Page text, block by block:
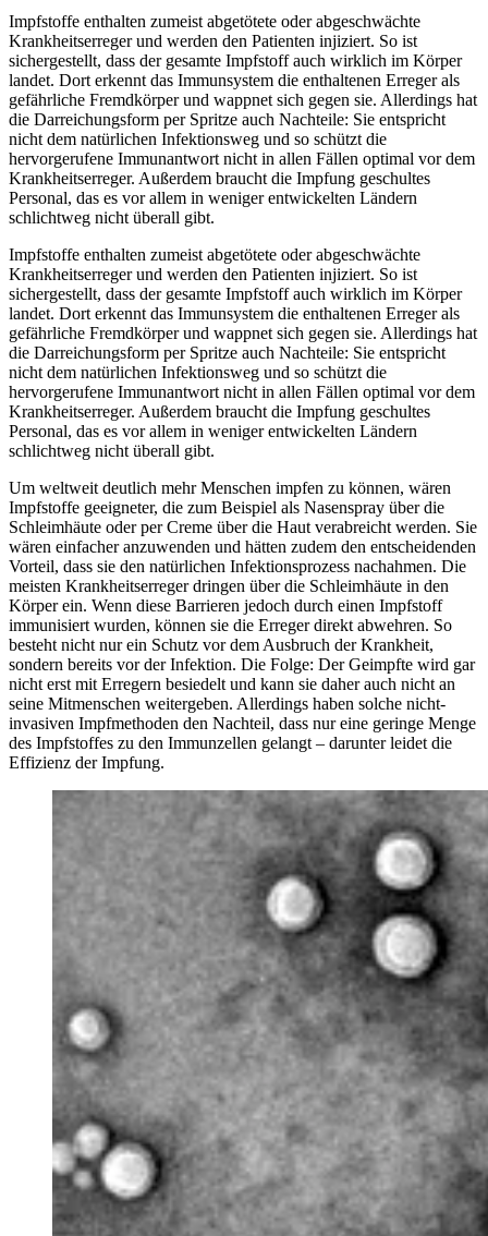
Impfstoffe enthalten zumeist abgetötete oder abgeschwächte
Krankheitserreger und werden den Patienten injiziert. So ist
sichergestellt, dass der gesamte Impfstoff auch wirklich im Körper
landet. Dort erkennt das Immunsystem die enthaltenen Erreger als
gefährliche Fremdkörper und wappnet sich gegen sie. Allerdings hat
die Darreichungsform per Spritze auch Nachteile: Sie entspricht
nicht dem natürlichen Infektionsweg und so schützt die
hervorgerufene Immunantwort nicht in allen Fällen optimal vor dem
Krankheitserreger. Außerdem braucht die Impfung geschultes
Personal, das es vor allem in weniger entwickelten Ländern
schlichtweg nicht überall gibt.
Impfstoffe enthalten zumeist abgetötete oder abgeschwächte
Krankheitserreger und werden den Patienten injiziert. So ist
sichergestellt, dass der gesamte Impfstoff auch wirklich im Körper
landet. Dort erkennt das Immunsystem die enthaltenen Erreger als
gefährliche Fremdkörper und wappnet sich gegen sie. Allerdings hat
die Darreichungsform per Spritze auch Nachteile: Sie entspricht
nicht dem natürlichen Infektionsweg und so schützt die
hervorgerufene Immunantwort nicht in allen Fällen optimal vor dem
Krankheitserreger. Außerdem braucht die Impfung geschultes
Personal, das es vor allem in weniger entwickelten Ländern
schlichtweg nicht überall gibt.
Um weltweit deutlich mehr Menschen impfen zu können, wären
Impfstoffe geeigneter, die zum Beispiel als Nasenspray über die
Schleimhäute oder per Creme über die Haut verabreicht werden. Sie
wären einfacher anzuwenden und hätten zudem den entscheidenden
Vorteil, dass sie den natürlichen Infektionsprozess nachahmen. Die
meisten Krankheitserreger dringen über die Schleimhäute in den
Körper ein. Wenn diese Barrieren jedoch durch einen Impfstoff
immunisiert wurden, können sie die Erreger direkt abwehren. So
besteht nicht nur ein Schutz vor dem Ausbruch der Krankheit,
sondern bereits vor der Infektion. Die Folge: Der Geimpfte wird gar
nicht erst mit Erregern besiedelt und kann sie daher auch nicht an
seine Mitmenschen weitergeben. Allerdings haben solche nicht-
invasiven Impfmethoden den Nachteil, dass nur eine geringe Menge
des Impfstoffes zu den Immunzellen gelangt – darunter leidet die
Effizienz der Impfung.